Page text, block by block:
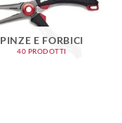
PINZE E FORBICI
40 PRODOTTI